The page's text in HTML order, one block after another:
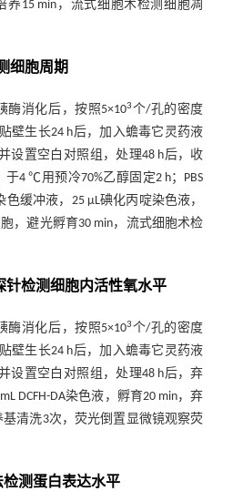
养15 min，流式细胞术检测细胞凋
细胞周期
酶消化后，按照5×103个/孔的密度
壁生长24 h后，加入蟾毒它灵药液
并设置空白对照组，处理48 h后，收
于4 ℃用预冷70%乙醇固定2 h；PBS
色缓冲液，25 μL碘化丙啶染色液，
，避光孵育30 min，流式细胞术检
针检测细胞内活性氧水平
酶消化后，按照5×103个/孔的密度
壁生长24 h后，加入蟾毒它灵药液
并设置空白对照组，处理48 h后，弃
DCFH-DA染色液，孵育20 min，弃
清洗3次，荧光倒置显微镜观察荧
检测蛋白表达水平